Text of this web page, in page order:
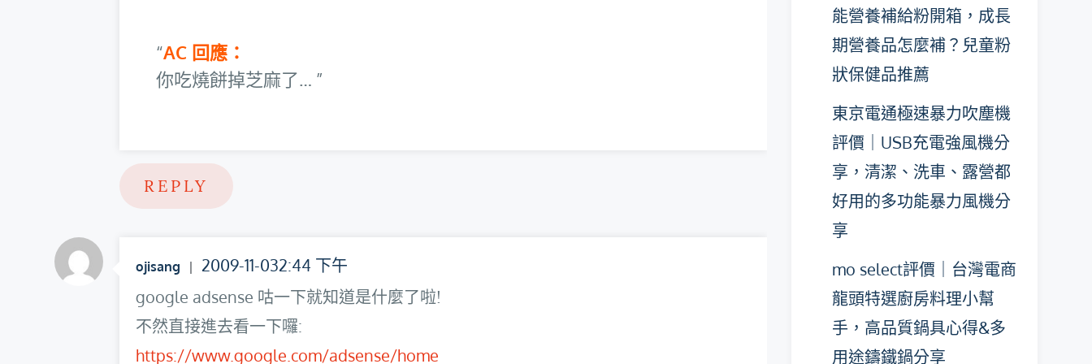
AC 回應：
你吃燒餅掉芝麻了…
REPLY
ojisang
2009-11-032:44 下午
google adsense 咕一下就知道是什麼了啦!
不然直接進去看一下囉:
https://www.google.com/adsense/home
能營養補給粉開箱，成長
期營養品怎麼補？兒童粉
狀保健品推薦
東京電通極速暴力吹塵機
評價｜USB充電強風機分
享，清潔、洗車、露營都
好用的多功能暴力風機分
享
mo select評價｜台灣電商
龍頭特選廚房料理小幫
手，高品質鍋具心得&多
用途鑄鐵鍋分享